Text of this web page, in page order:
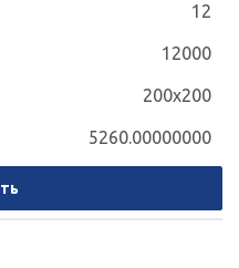
12
12000
200x200
5260.00000000